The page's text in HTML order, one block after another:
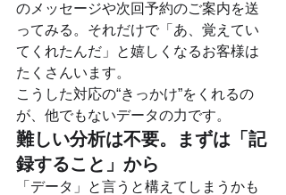
のメッセージや次回予約のご案内を送
ってみる。それだけで「あ、覚えてい
てくれたんだ」と嬉しくなるお客様は
たくさんいます。
こうした対応の“きっかけ”をくれるの
が、他でもないデータの力です。
難しい分析は不要。まずは「記
録すること」から
「データ」と言うと構えてしまうかも